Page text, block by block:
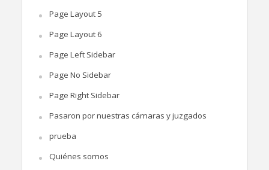
Page Layout 5
Page Layout 6
Page Left Sidebar
Page No Sidebar
Page Right Sidebar
Pasaron por nuestras cámaras y juzgados
prueba
Quiénes somos